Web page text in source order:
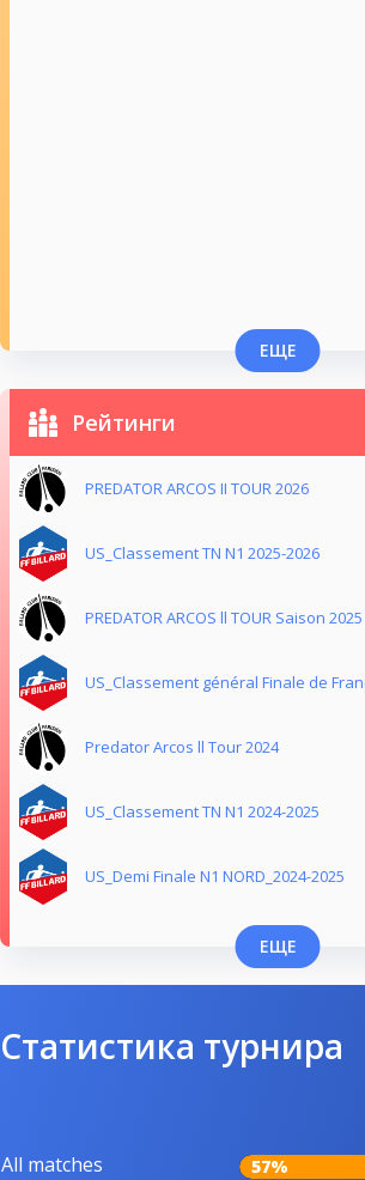
ЕЩЕ
Рейтинги
PREDATOR ARCOS II TOUR 2026
US_Classement TN N1 2025-2026
PREDATOR ARCOS ll TOUR Saison 2025
US_Classement général Finale de
Predator Arcos ll Tour 2024
US_Classement TN N1 2024-2025
US_Demi Finale N1 NORD_2024-2025
ЕЩЕ
Статистика турнира
All matches 57%